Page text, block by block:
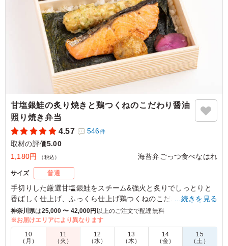
バカレーのおにぎり」
※写真は「A：生ハムオリーブのおにぎり・梅おかかのおにぎ
り・コーンのおにぎり」です。
TBSテレビ
おにぎりのサイズ感が大きすぎず小さすぎずなので食べや
すくて、種類も三種類入っているため味に飽きずにおいし
くいただけました。見た目から色鮮やかなので目からも楽
しめて嬉しいです。
ご利用シーン：
東京都港区赤坂 2023/07/29
甘塩銀鮭の炙り焼きと鶏つくねのこだわり醤油
照り焼き弁当
4.57
546件
取材の評価5.00
1,180円
（税込） 海苔弁ごっつ食べなはれ
サイズ 普通
手切りした厳選甘塩銀鮭をスチーム&強火と炙りでしっとりと
香ばしく仕上げ、ふっくら仕上げ鶏つくねのこだわり醤油照り
焼きと一緒に盛り合わせました。
相性抜群の副菜と、厳選焼海苔と小豆島生大豆醤油が織りなす
海苔弁であなたを魅了します。
…続きを見る
神奈川県は25,000 〜 42,000円 以上のご注文で配達無料
※お届けエリアにより異なります
10
（月）
11
（火）
12
（水）
13
（木）
14
（金）
15
（土）